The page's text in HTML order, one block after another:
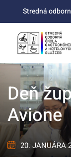
content
Stredná
Deň
Avione
20. JANUÁRA